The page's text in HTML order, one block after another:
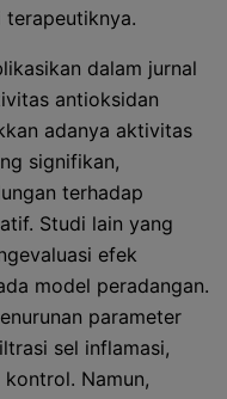
terapeutiknya.
dalam jurnal
antioksidan
adanya aktivitas
signifikan,
terhadap
Studi lain yang
efek
model peradangan.
parameter
sel inflamasi,
Namun,